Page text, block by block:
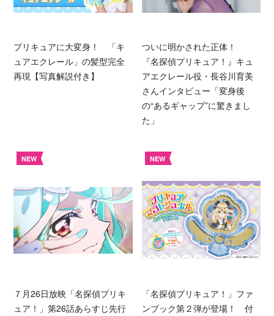
プリキュアに大変身！ 「キ
ュアエクレール」の髪型完全
再現【写真解説付き】
ついに明かされた正体！
『名探偵プリキュア！』キュ
アエクレール役・長谷川育美
さんインタビュー「変身後
の“あるギャップ”に驚きまし
た」
NEW
７月26日放映「名探偵プリキ
ュア！」第26話あらすじ先行
NEW
「名探偵プリキュア！」ファ
ンブック第２弾が登場！ 付